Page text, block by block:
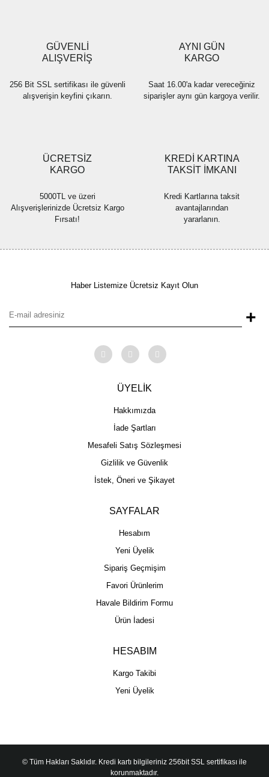
GÜVENLİ
ALIŞVERİŞ
256 Bit SSL sertifikası ile güvenli
alışverişin keyfini çıkarın.
AYNI GÜN
KARGO
Saat 16.00'a kadar vereceğiniz
siparişler aynı gün kargoya verilir.
ÜCRETSİZ
KARGO
5000TL ve üzeri
Alışverişlerinizde Ücretsiz Kargo
Fırsatı!
KREDİ KARTINA
TAKSİT İMKANI
Kredi Kartlarına taksit
avantajlarından
yararlanın.
Haber Listemize Ücretsiz Kayıt Olun
+
ÜYELİK
Hakkımızda
İade Şartları
Mesafeli Satış Sözleşmesi
Gizlilik ve Güvenlik
İstek, Öneri ve Şikayet
SAYFALAR
Hesabım
Yeni Üyelik
Sipariş Geçmişim
Favori Ürünlerim
Havale Bildirim Formu
Ürün İadesi
HESABIM
Kargo Takibi
Yeni Üyelik
© Tüm Hakları Saklıdır. Kredi kartı bilgileriniz 256bit SSL sertifikası ile
korunmaktadır.